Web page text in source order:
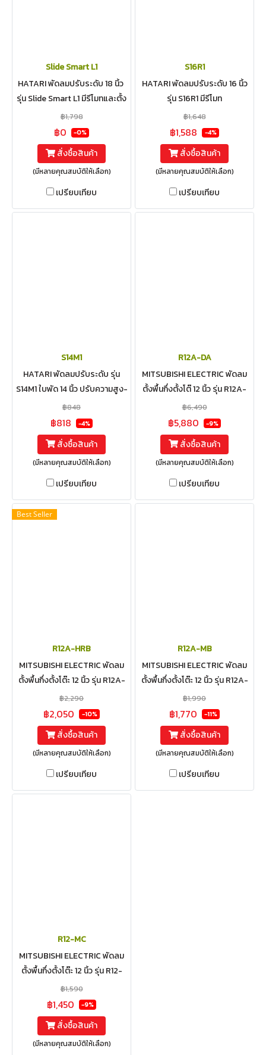
Slide Smart L1
HATARI พัดลมปรับระดับ 18 นิ้ว
รุ่น Slide Smart L1 มีรีโมทและตั้ง
เวลาได้
฿1,798
฿0 -0%
สั่งซื้อสินค้า
(มีหลายคุณสมบัติให้เลือก)
เปรียบเทียบ
S16R1
HATARI พัดลมปรับระดับ 16 นิ้ว
รุ่น S16R1 มีรีโมท
฿1,648
฿1,588 -4%
สั่งซื้อสินค้า
(มีหลายคุณสมบัติให้เลือก)
เปรียบเทียบ
S14M1
HATARI พัดลมปรับระดับ รุ่น
S14M1 ใบพัด 14 นิ้ว ปรับความสูง-
ต่ำพัดลมได้ 5 ระดับ ระยะตั้งแต่
85.6 - 105.7 ซม.
฿848
฿818 -4%
สั่งซื้อสินค้า
(มีหลายคุณสมบัติให้เลือก)
เปรียบเทียบ
R12A-DA
MITSUBISHI ELECTRIC พัดลม
ตั้งพื้นกึ่งตั้งโต๊ 12 นิ้ว รุ่น R12A-
DA มีรีโมท 3D Smart Flow
฿6,490
฿5,880 -9%
สั่งซื้อสินค้า
(มีหลายคุณสมบัติให้เลือก)
เปรียบเทียบ
Best Seller
R12A-HRB
MITSUBISHI ELECTRIC พัดลม
ตั้งพื้นกึ่งตั้งโต๊ะ 12 นิ้ว รุ่น R12A-
HRB มีรีโมท
฿2,290
฿2,050 -10%
สั่งซื้อสินค้า
(มีหลายคุณสมบัติให้เลือก)
เปรียบเทียบ
R12A-MB
MITSUBISHI ELECTRIC พัดลม
ตั้งพื้นกึ่งตั้งโต๊ะ 12 นิ้ว รุ่น R12A-
MB
฿1,990
฿1,770 -11%
สั่งซื้อสินค้า
(มีหลายคุณสมบัติให้เลือก)
เปรียบเทียบ
R12-MC
MITSUBISHI ELECTRIC พัดลม
ตั้งพื้นกึ่งตั้งโต๊ะ 12 นิ้ว รุ่น R12-
MC
฿1,590
฿1,450 -9%
สั่งซื้อสินค้า
(มีหลายคุณสมบัติให้เลือก)